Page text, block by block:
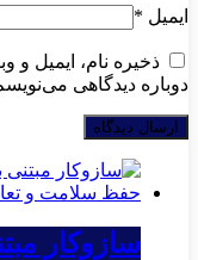
ایمیل *
ذخیره نام، ایمیل
دوباره دیدگاهی
سازوکار